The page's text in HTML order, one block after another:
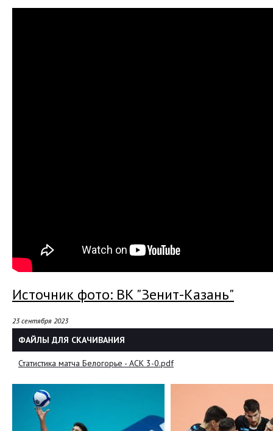
Источник фото: ВК "Зенит-Казань"
23 сентября 2023
ФАЙЛЫ ДЛЯ СКАЧИВАНИЯ
Статистика матча Белогорье - АСК 3-0.pdf